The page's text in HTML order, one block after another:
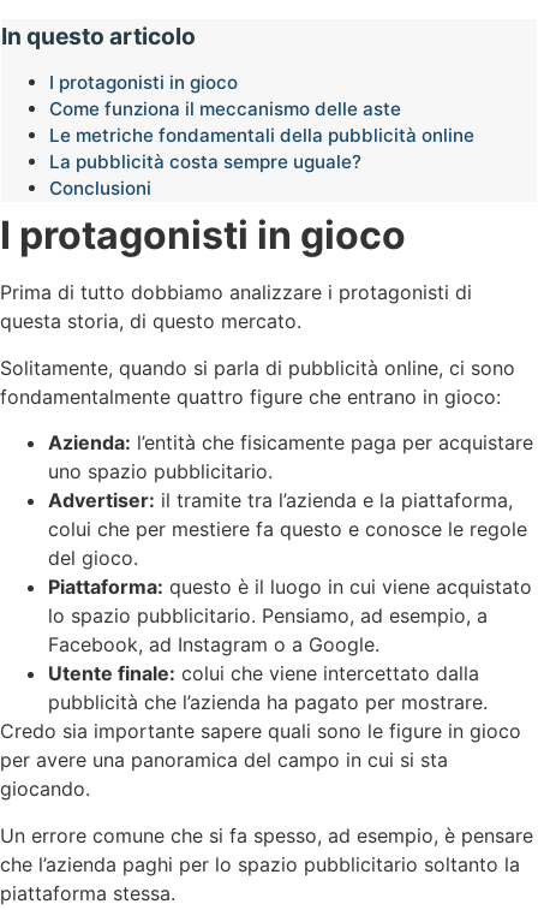
In questo articolo
I protagonisti in gioco
Come funziona il meccanismo delle aste
Le metriche fondamentali della pubblicità online
La pubblicità costa sempre uguale?
Conclusioni
I protagonisti in gioco
Prima di tutto dobbiamo analizzare i protagonisti di
questa storia, di questo mercato.
Solitamente, quando si parla di pubblicità online, ci sono
fondamentalmente quattro figure che entrano in gioco:
Azienda: l’entità che fisicamente paga per acquistare
uno spazio pubblicitario.
Advertiser: il tramite tra l’azienda e la piattaforma,
colui che per mestiere fa questo e conosce le regole
del gioco.
Piattaforma: questo è il luogo in cui viene acquistato
lo spazio pubblicitario. Pensiamo, ad esempio, a
Facebook, ad Instagram o a Google.
Utente finale: colui che viene intercettato dalla
pubblicità che l’azienda ha pagato per mostrare.
Credo sia importante sapere quali sono le figure in gioco
per avere una panoramica del campo in cui si sta
giocando.
Un errore comune che si fa spesso, ad esempio, è pensare
che l’azienda paghi per lo spazio pubblicitario soltanto la
piattaforma stessa.